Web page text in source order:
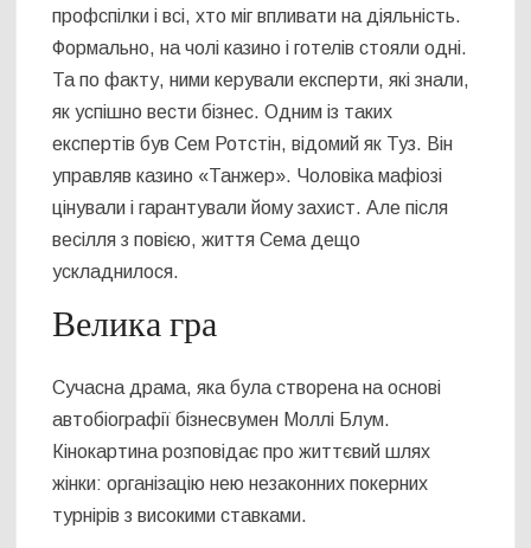
профспілки і всі, хто міг впливати на діяльність.
Формально, на чолі казино і готелів стояли одні.
Та по факту, ними керували експерти, які знали,
як успішно вести бізнес. Одним із таких
експертів був Сем Ротстін, відомий як Туз. Він
управляв казино «Танжер». Чоловіка мафіозі
цінували і гарантували йому захист. Але після
весілля з повією, життя Сема дещо
ускладнилося.
Велика гра
Сучасна драма, яка була створена на основі
автобіографії бізнесвумен Моллі Блум.
Кінокартина розповідає про життєвий шлях
жінки: організацію нею незаконних покерних
турнірів з високими ставками.